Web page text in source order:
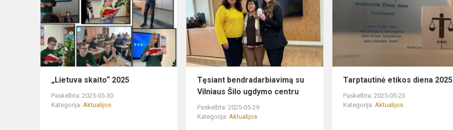
2025
„Lietuva skaito“ 2025
Paskelbta: 2025-05-30
Kategorija: Aktualijos
Tęsiant bendradarbiavimą su
Vilniaus Šilo ugdymo centru
Paskelbta: 2025-05-29
Kategorija:Aktualijos
Tarptautinė etikos diena 2025
Paskelbta: 2025-05-23
Kategorija:Aktualijos